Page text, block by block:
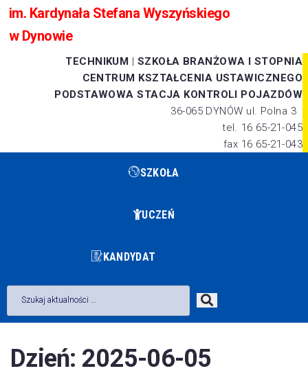
im. Kardynała Stefana Wyszyńskiego
w Dynowie
TECHNIKUM | SZKOŁA BRANŻOWA I STOPNIA
CENTRUM KSZTAŁCENIA USTAWICZNEGO
PODSTAWOWA STACJA KONTROLI POJAZDÓW
36-065 DYNÓW ul. Polna 3
tel. 16 65-21-045
fax 16 65-21-043
SZKOŁA
UCZEŃ
KANDYDAT
Dzień: 2025-06-05